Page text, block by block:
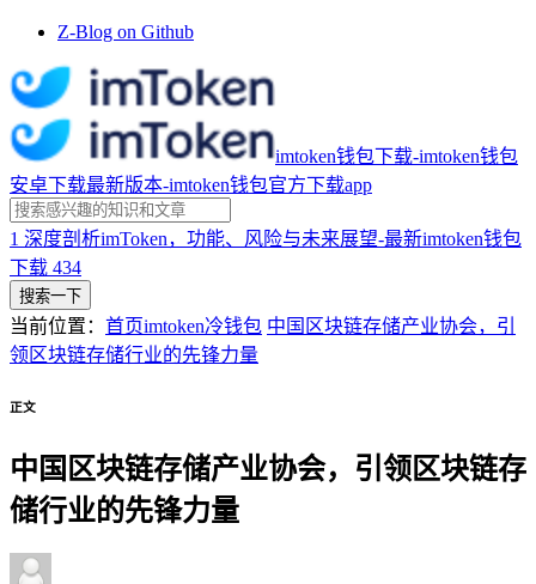
Z-Blog on Github
imtoken钱包下载-imtoken钱包
安卓下载最新版本-imtoken钱包官方下载app
1 深度剖析imToken，功能、风险与未来展望-最新imtoken钱包
下载 434
搜索一下
当前位置： 首页imtoken冷钱包 中国区块链存储产业协会，引
领区块链存储行业的先锋力量
正文
中国区块链存储产业协会，引领区块链存
储行业的先锋力量